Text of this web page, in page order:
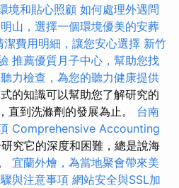
境和貼心照顧 如何處理外遇問
山，選擇一個環境優美的安葬
潔費用明細，讓您安心選擇 新竹
推薦優質月子中心，幫助您找
力檢查，為您的聽力健康提供
的知識可以幫助您了解研究的
直到洗滌劑的發展為止。 台南
Comprehensive Accounting
究它的深度和困難，總是說海
宜蘭外燴，為當地聚會帶來美
與注意事項 網站安全與SSL加